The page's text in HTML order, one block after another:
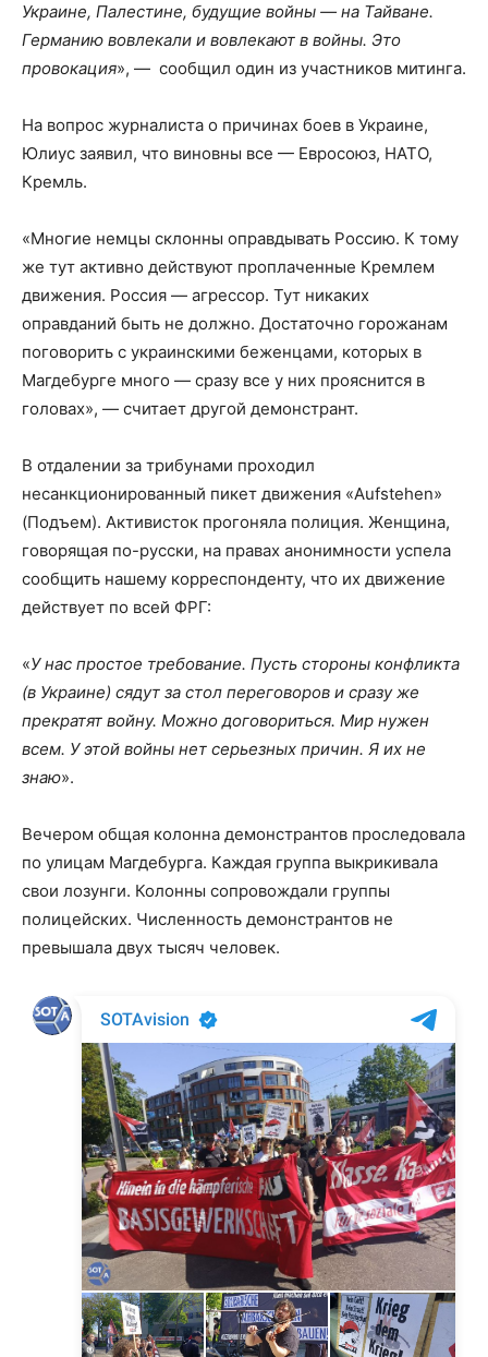
Украине, Палестине, будущие войны — на Тайване.
Германию вовлекали и вовлекают в войны. Это
провокация», — сообщил один из участников митинга.
На вопрос журналиста о причинах боев в Украине,
Юлиус заявил, что виновны все — Евросоюз, НАТО,
Кремль.
«Многие немцы склонны оправдывать Россию. К тому
же тут активно действуют проплаченные Кремлем
движения. Россия — агрессор. Тут никаких
оправданий быть не должно. Достаточно горожанам
поговорить с украинскими беженцами, которых в
Магдебурге много — сразу все у них прояснится в
головах», — считает другой демонстрант.
В отдалении за трибунами проходил
несанкционированный пикет движения «Aufstehen»
(Подъем). Активисток прогоняла полиция. Женщина,
говорящая по-русски, на правах анонимности успела
сообщить нашему корреспонденту, что их движение
действует по всей ФРГ:
«У нас простое требование. Пусть стороны конфликта
(в Украине) сядут за стол переговоров и сразу же
прекратят войну. Можно договориться. Мир нужен
всем. У этой войны нет серьезных причин. Я их не
знаю».
Вечером общая колонна демонстрантов проследовала
по улицам Магдебурга. Каждая группа выкрикивала
свои лозунги. Колонны сопровождали группы
полицейских. Численность демонстрантов не
превышала двух тысяч человек.